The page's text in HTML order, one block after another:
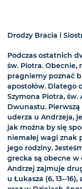
Drodzy Bracia i
Podczas ostatnich
św. Piotra. Obecnie,
pragniemy poznać
apostołów. Dlatego
Szymona Piotra, św.
Dwunastu.
uderza u Andrzeja,
jak można by się
niemałej wagi
jego rodziny.
grecka są obecne w
Andrzej zajmuje
u Łukasza (6, 13--